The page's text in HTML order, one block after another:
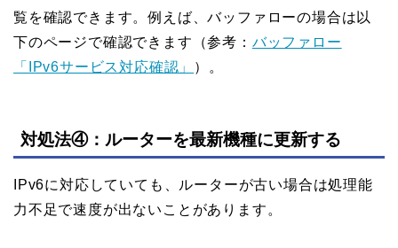
覧を確認できます。例えば、バッファローの場合は以
下のページで確認できます（参考： バッファロー
「IPv6サービス対応確認」
）。
対処法④：ルーターを最新機種に更新する
IPv6に対応していても、ルーターが古い場合は処理能
力不足で速度が出ないことがあります。